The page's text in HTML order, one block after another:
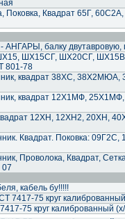
Поковка, Квадрат 65Г,
АНГАРЫ, балку двутавровую,
ШХ15, ШХ15СГ, ШХ20СГ,
801-78
квадрат 38ХС,
квадрат 12Х1МФ,
квадрат 12ХН, 12ХН2, 20ХН,
Квадрат. Поковка:
Проволока, Квадрат,
кабель бу!!!!!
7417-75 круг
75 круг калиброванный